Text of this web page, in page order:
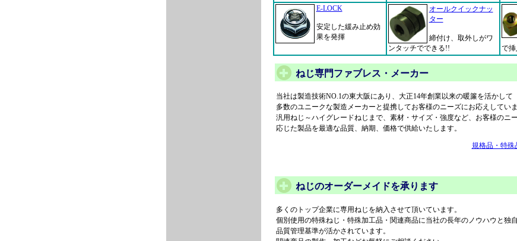
E-LOCK
安定した緩み止め効
果を発揮
オールクイックナッ
ター
締付け、取外しがワ
ンタッチでできる!!
で挿
ねじ専門ファブレス・メーカー
当社は製造技術NO.1の東大阪にあり、大正14年創業以来の暖簾を活かして
多数のユニークな製造メーカーと提携してお客様のニーズにお応えしていま
汎用ねじ～ハイグレードねじまで、素材・サイズ・強度など、お客様のニ
応じた製品を最適な品質、納期、価格で供給いたします。
規格品・特殊
ねじのオーダーメイドを承ります
多くのトップ企業に専用ねじを納入させて頂いています。
個別使用の特殊ねじ・特殊加工品・関連商品に当社の長年のノウハウと独
品質管理基準が活かされています。